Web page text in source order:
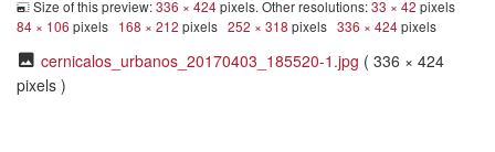
Size of this preview:336 × 424pixels. Other resolutions:33 × 42 pixels
84 × 106 pixels 168 × 212 pixels 252 × 318 pixels 336 × 424pixels
cernicalos_urbanos_20170403_185520-1.jpg ( 336 × 424
pixels )